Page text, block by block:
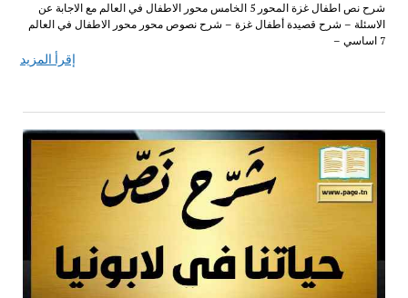
شرح نص اطفال غزة المحور 5 الخامس محور الاطفال في العالم مع الاجابة عن
الاسئلة – شرح قصيدة أطفال غزة – شرح نصوص محور محور الاطفال في العالم
7 اساسي –
إقرأ المزيد